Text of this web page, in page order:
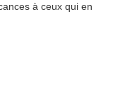
à ceux qui en